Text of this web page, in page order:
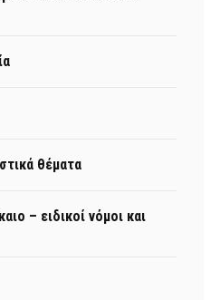
θέματα
– ειδικοί νόμοι και